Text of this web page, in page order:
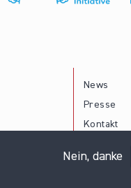
News
Presse
Kontakt
Impressum
Nein, danke